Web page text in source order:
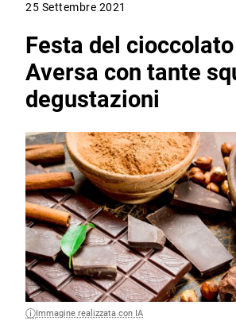
25 Settembre 2021
Festa del cioccolato
Aversa con tante
degustazioni
Immagine realizzata con IA